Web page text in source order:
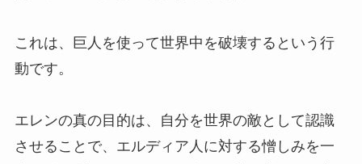
これは、巨人を使って世界中を破壊するという行
動です。
エレンの真の目的は、自分を世界の敵として認識
させることで、エルディア人に対する憎しみを一